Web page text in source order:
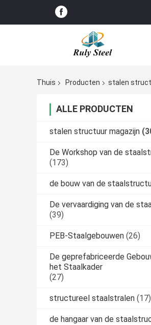
Thuis
Producten stalen
ALLE PRODUCTEN
stalen structuur magazijn
De Workshop van de
(173)
de bouw van de
De vervaardiging van de
(39)
PEB-Staalgebouwen (26)
De geprefabriceerde
het Staalkader
(27)
structureel staalstralen (17)
de hangaar van de